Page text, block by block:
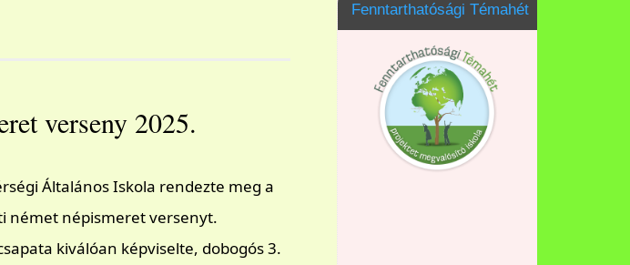
verseny 2025.
Általános Iskola rendezte meg a
német népismeret versenyt.
kiválóan képviselte, dobogós 3.
Fenntarthatósági Témahét